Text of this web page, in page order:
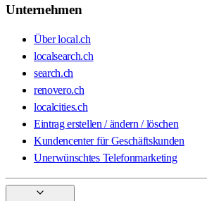
Unternehmen
Über local.ch
localsearch.ch
search.ch
renovero.ch
localcities.ch
Eintrag erstellen / ändern / löschen
Kundencenter für Geschäftskunden
Unerwünschtes Telefonmarketing